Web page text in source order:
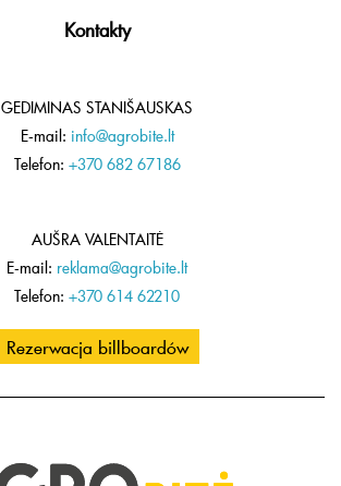
Kontakty
GEDIMINAS STANIŠAUSKAS
E-mail: info@agrobite.lt
Telefon: +370 682 67186
AUŠRA VALENTAITĖ
E-mail: reklama@agrobite.lt
Telefon: +370 614 62210
Rezerwacja billboardów